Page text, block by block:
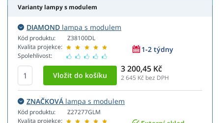
Varianty lampy s modulem
DIAMOND lampa s modulem
Kód produktu:
Kvalita projekce:
Spolehlivost:
Z38100DL
1-2 týdny
3 200,45 Kč
2 645 Kč bez DPH
ZNAČKOVÁ lampa s modulem
Kód produktu:
Kvalita projekce:
Z27277GLM